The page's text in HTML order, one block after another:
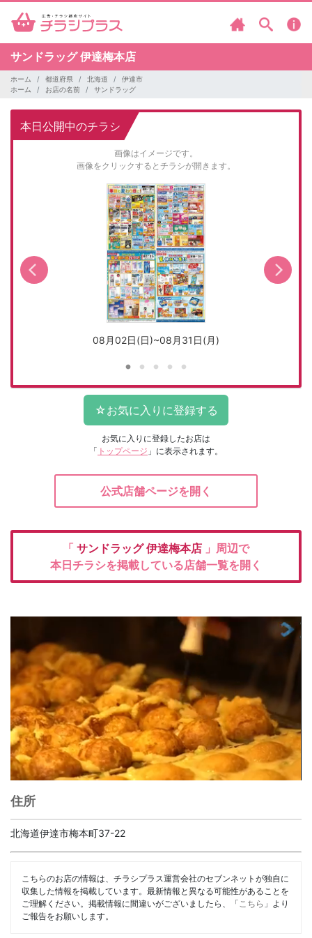
サンドラッグ伊達梅本店
ホーム 都道府県 北海道
伊達市
ホーム
お店の名前 サンドラッグ
本日公開中のチラシ
画像はイメージです。
画像をクリックするとチラシが開きます。
08月02日(日)~08月31日(月)
お気に入りに登録したお店は
「 トップページ 」に表示されます。
公式店舗ページを開く
「 サンドラッグ伊達梅本店 」周辺で
本日チラシを掲載している店舗一覧を開く
住所
北海道伊達市梅本町37-22
こちらのお店の情報は、チラシプラス運営会社のセブンネットが独自に
収集した情報を掲載しています。最新情報と異なる可能性があることを
ご理解ください。掲載情報に間違いがございましたら、「 こちら 」より
ご報告をお願いします。